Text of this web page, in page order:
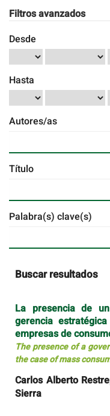
por
Filtros avanzados
Desde
Hasta
Autores/as
Título
Palabra(s) clave(s)
Buscar resultados
La presencia de
gerencia
empresas de
The presence of a
the case of mass
Carlos Alberto
Sierra